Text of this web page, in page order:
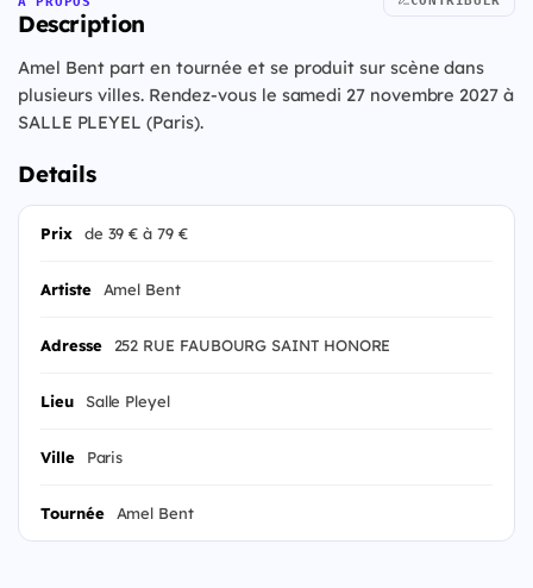
Description
Amel Bent part en tournée et se produit sur scène dans
plusieurs villes. Rendez-vous le samedi 27 novembre 2027 à
SALLE PLEYEL (Paris).
Details
Prix de 39 € à 79 €
Artiste Amel Bent
Adresse 252 RUE FAUBOURG SAINT HONORE
Lieu Salle Pleyel
Ville Paris
Tournée Amel Bent